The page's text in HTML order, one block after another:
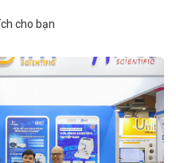
cho bạn